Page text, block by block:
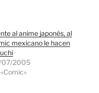
al anime japonés, al
mexicano le hacen
07/2005